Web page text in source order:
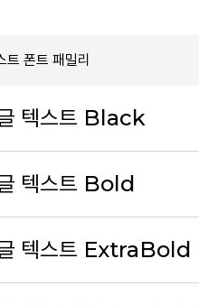
트 폰트 패밀리
텍스트 Black
텍스트 Bold
텍스트 ExtraBold